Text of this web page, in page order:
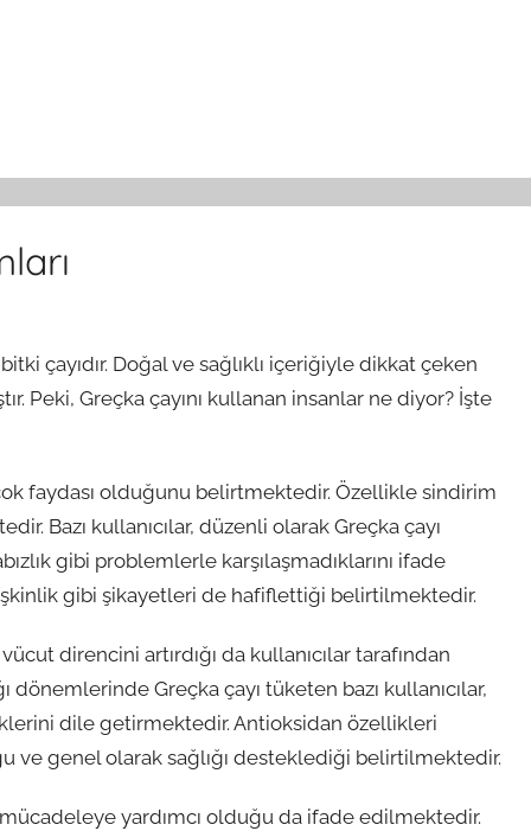
çayıdır. Doğal ve sağlıklı içeriğiyle dikkat çeken
Peki, Greçka çayını kullanan insanlar ne diyor? İşte
faydası olduğunu belirtmektedir. Özellikle sindirim
Bazı kullanıcılar, düzenli olarak Greçka çayı
gibi problemlerle karşılaşmadıklarını ifade
gibi şikayetleri de hafiflettiği belirtilmektedir.
direncini artırdığı da kullanıcılar tarafından
Greçka çayı tüketen bazı kullanıcılar,
dile getirmektedir. Antioksidan özellikleri
ve genel olarak sağlığı desteklediği belirtilmektedir.
yardımcı olduğu da ifade edilmektedir.